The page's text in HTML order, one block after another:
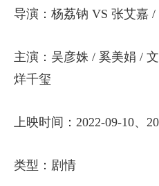
导演：杨荔钠 VS 张艾嘉
主演：吴彦姝 / 奚美娟 /
烊千玺
上映时间：2022-09-10、
类型：剧情